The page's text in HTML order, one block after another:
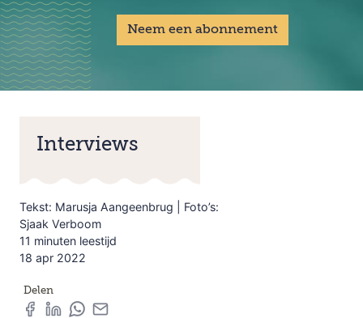
Neem een abonnement
Interviews
Tekst: Marusja Aangeenbrug | Foto’s:
Sjaak Verboom
11 minuten leestijd
18 apr 2022
Delen